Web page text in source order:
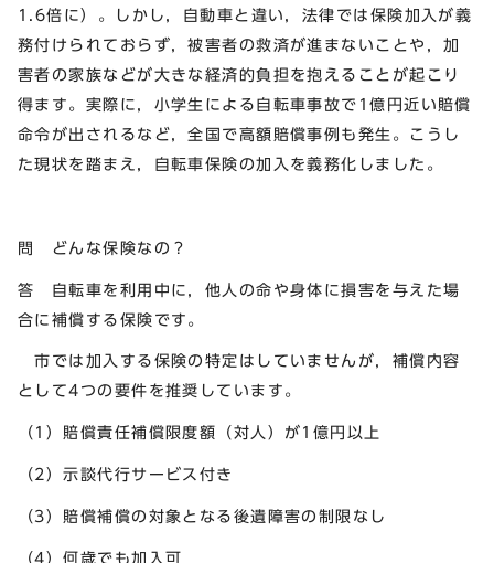
1.6倍に）。しかし，自動車と違い，法律では保険加入が義
務付けられておらず，被害者の救済が進まないことや，加
害者の家族などが大きな経済的負担を抱えることが起こり
得ます。実際に，小学生による自転車事故で1億円近い賠償
命令が出されるなど，全国で高額賠償事例も発生。こうし
た現状を踏まえ，自転車保険の加入を義務化しました。
問 どんな保険なの？
答 自転車を利用中に，他人の命や身体に損害を与えた場
合に補償する保険です。
市では加入する保険の特定はしていませんが，補償内容
として4つの要件を推奨しています。
（1）賠償責任補償限度額（対人）が1億円以上
（2）示談代行サービス付き
（3）賠償補償の対象となる後遺障害の制限なし
（4）何歳でも加入可